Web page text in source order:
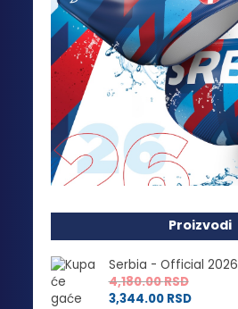
Proizvodi
Serbia - Official 2026
4,180.00RSD
3,344.00 RSD